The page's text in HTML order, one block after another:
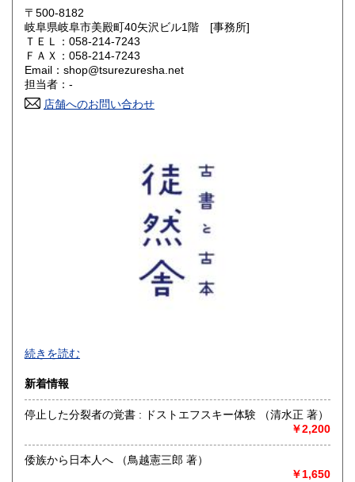
岡山県
山口県 300円
香川県
高知県 300円
300円 大分県
300円 鹿児島県
300円
〒500-8182
岐阜県岐阜市美殿町40矢沢ビル1階 [事務所]
ＴＥＬ：058-214-7243
ＦＡＸ：058-214-7243
Email：shop@tsurezuresha.net
担当者：-
店舗へのお問い合わせ
【 厚紙封筒＋OPP袋で丁寧梱包 / 公費歓迎 】
します
沿線名：-
営業時間：-
定休日：-
続きを読む
新着情報
停止した分裂者の覚書 : ドストエフスキー体験 （清水正 著）
￥2,200
倭族から日本人へ （鳥越憲三郎 著）
￥1,650